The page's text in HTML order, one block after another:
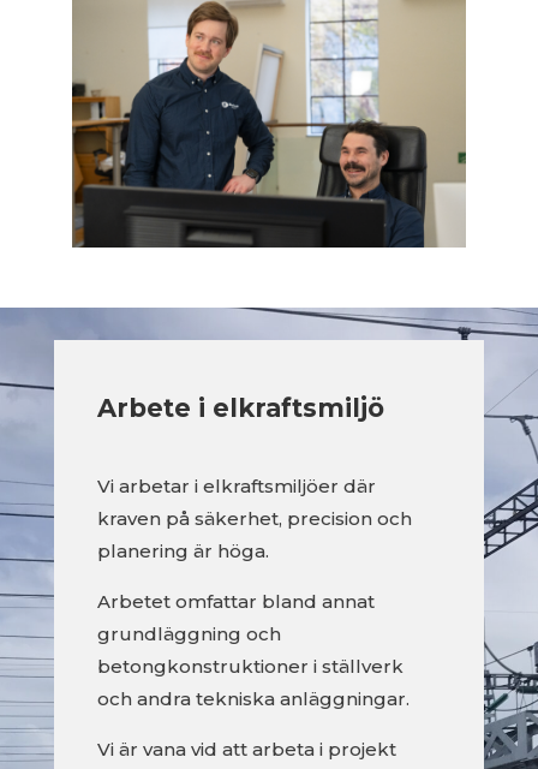
Arbete i elkraftsmiljö
Vi arbetar i elkraftsmiljöer där
kraven på säkerhet, precision och
planering är höga.
Arbetet omfattar bland annat
grundläggning och
betongkonstruktioner i ställverk
och andra tekniska anläggningar.
Vi är vana vid att arbeta i projekt